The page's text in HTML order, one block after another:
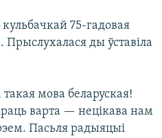
75-гадовая
Прыслухалася ды ўставіла
мова беларуская!
варта — нецікава нам
Пасьля радыяцыі